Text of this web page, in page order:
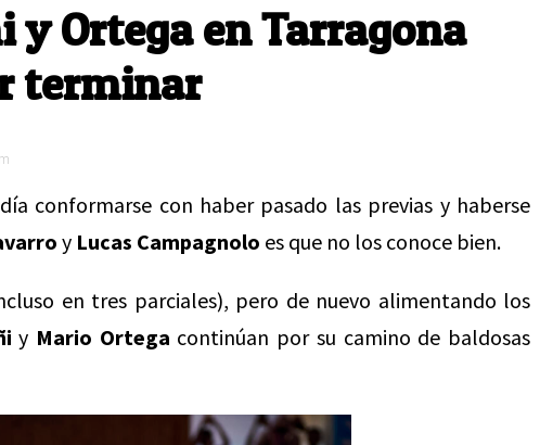
y Ortega en Tarragona
terminar
conformarse con haber pasado las previas y haberse
y Lucas Campagnolo es que no los conoce bien.
en tres parciales), pero de nuevo alimentando los
y Mario Ortega continúan por su camino de baldosas